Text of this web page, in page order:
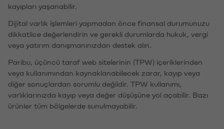
kayıpları yaşanabilir.
Dijital varlık işlemleri yapmadan önce finansal durumunuzu
dikkatlice değerlendirin ve gerekli durumlarda hukuk, vergi
veya yatırım danışmanınızdan destek alın.
Paribu, üçüncü taraf web sitelerinin (TPW) içeriklerinden
veya kullanımından kaynaklanabilecek zarar, kayıp veya
diğer sonuçlardan sorumlu değildir. TPW kullanımı,
varlıklarınızda kayıp veya değer düşüşüne yol açabilir. Bazı
ürünler tüm bölgelerde sunulmayabilir.